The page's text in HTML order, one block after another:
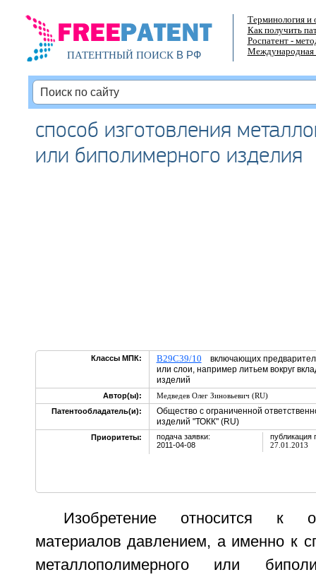
ПАТЕНТНЫЙ ПОИСКВ РФ
Терминология и
Как получить
Роспатент -
Международная
способ изготовления
или биполимерного изделия
Классы МПК: B29C39/10 включающих
или слои, например литьем вокруг
изделий
Автор(ы):
Медведев Олег Зиновьевич (RU)
Патентообладатель(и):
Общество с ограниченной
изделий "ТОКК" (RU)
Приоритеты:
подача заявки:
2011-04-08
публикация
27.01.2013
Изобретение относится к
материалов давлением, а именно к
металлополимерного или